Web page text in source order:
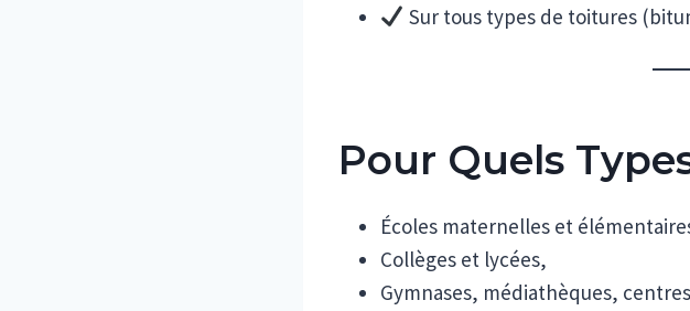
Sur tous types de toitures
Pour Quels
Écoles maternelles et
Collèges et lycées,
Gymnases, médiathèques,